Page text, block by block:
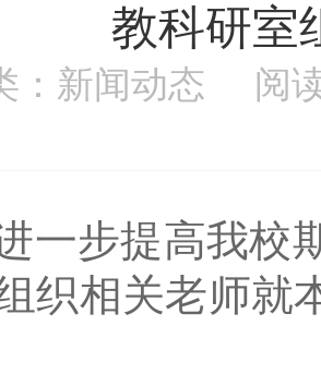
教科研室
：新闻动态 阅
一步提高我校
织相关老师就